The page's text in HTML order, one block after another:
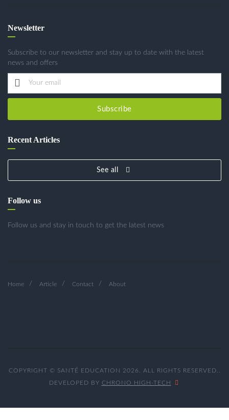
Newsletter
Subscribe to our newsletter and stay up to date with the latest
news and offers
Subscribe
Recent Articles
See all
Follow us
Follow us and stay in touch to get the latest news
Home Article Contact About
COPYRIGHT © SANTÉ EDUCATION 2026. ALL RIGHTS RESERVED..
DEVELOPED BY CHRONO HIGH-TECH